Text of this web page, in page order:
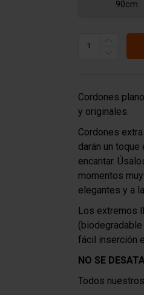
90cm
Cordones
y originales.
Cordones
darán un
encantar.
momentos
elegantes y a
Los extremos
fácil inserción
NO SE
Todos